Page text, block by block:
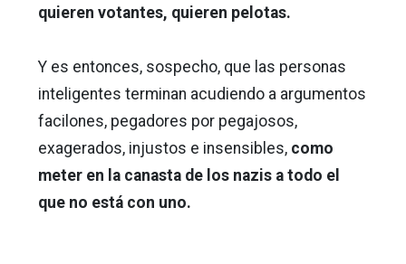
quieren votantes, quieren pelotas.
Y es entonces, sospecho, que las personas
inteligentes terminan acudiendo a argumentos
facilones, pegadores por pegajosos,
exagerados, injustos e insensibles, como
meter en la canasta de los nazis a todo el
que no está con uno.